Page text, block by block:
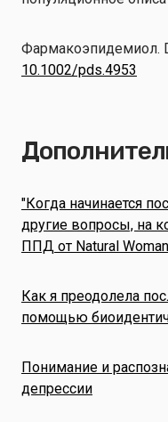
Фармакоэпидемиол.
10.1002/pds.4953
"Когда начинается
другие вопросы, на
ППД от Natural
Как я преодолела
помощью
Понимание и
депрессии